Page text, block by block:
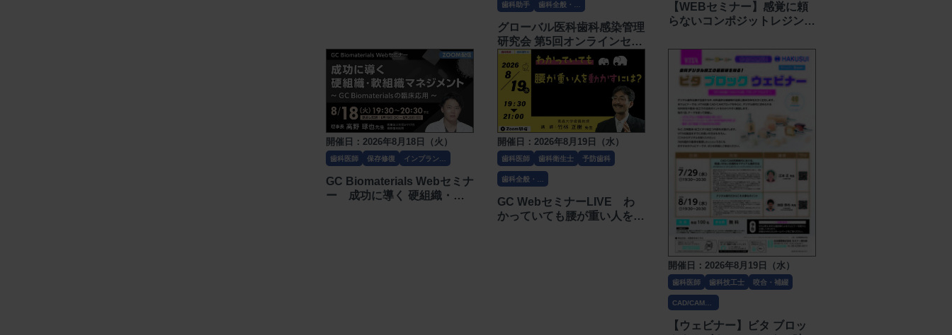
歯科助手
歯科全般・そ
の他
グローバル医科歯科感染管理
研究会 第5回オンラインセミ
ナー〔グローバル医科歯科感
染管理研究会〕
【WEBセミナー】感覚に頼
らないコンポジットレジン修
高いワークフロー〔Ivoclar
vivadent〕
開催日：2026年8月18日（火）
歯科医師 保存修復
インプラン
ト・口腔外科
GC Biomaterials Webセミナ
ー 成功に導く 硬組織・軟
開催日：2026年8月19日（水）
歯科医師 歯科衛生士 予防歯科
歯科全般・そ
の他
GC WebセミナーLIVE わ
かっていても腰が重い人を動
開催日：2026年8月19日（水）
歯科医師 歯科技工士 咬合・補綴
CAD/CAM・
技工
【ウェビナー】ビタ ブロッ